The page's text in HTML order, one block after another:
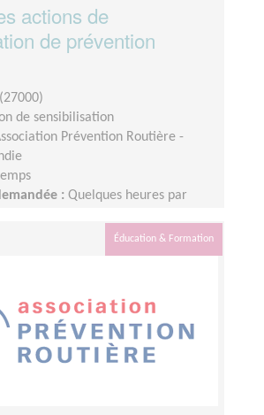
actions de
de prévention
de sensibilisation
Prévention Routière -
: Quelques heures par
Éducation & Formation